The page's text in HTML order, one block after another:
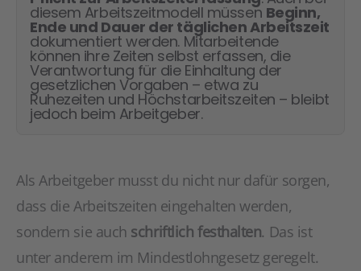
diesem Arbeitszeitmodell müssen Beginn,
Ende und Dauer der täglichen Arbeitszeit
dokumentiert werden. Mitarbeitende
können ihre Zeiten selbst erfassen, die
Verantwortung für die Einhaltung der
gesetzlichen Vorgaben – etwa zu
Ruhezeiten und Höchstarbeitszeiten – bleibt
jedoch beim Arbeitgeber.
Als Arbeitgeber musst du nicht nur dafür sorgen,
dass die Arbeitszeiten eingehalten werden,
sondern sie auch schriftlich festhalten. Das ist
unter anderem im Mindestlohngesetz geregelt.